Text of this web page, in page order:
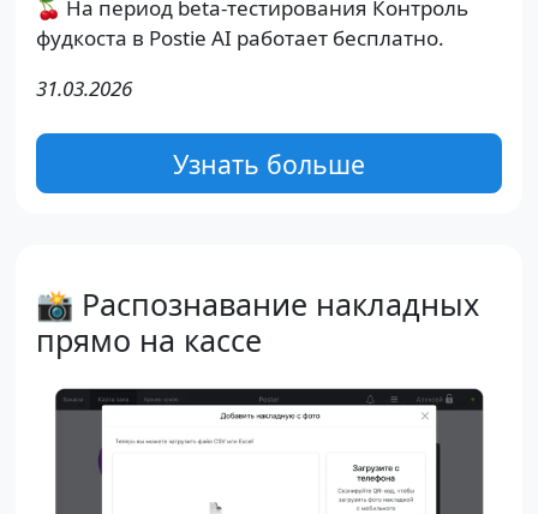
🍒 На период beta-тестирования Контроль
фудкоста в Postie AI работает бесплатно.
31.03.2026
Узнать больше
📸 Распознавание накладных
прямо на кассе